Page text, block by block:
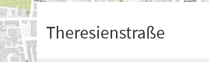
Theresienstraße